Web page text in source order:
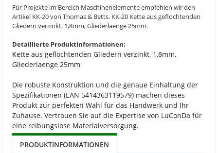
Für Projekte im Bereich Maschinenelemente empfehlen wir den
Artikel KK-20 von Thomas & Betts. KK-20 Kette aus geflochtenden
Gliedern verzinkt, 1,8mm, Gliederlaenge 25mm.
Detaillierte Produktinformationen:
Kette aus geflochtenden Gliedern verzinkt, 1,8mm,
Gliederlaenge 25mm
Die robuste Konstruktion und die genaue Einhaltung der
Spezifikationen (EAN 5414363119579) machen dieses
Produkt zur perfekten Wahl für das Handwerk und Ihr
Zuhause. Vertrauen Sie auf die Expertise von LuConDa für
eine reibungslose Materialversorgung.
PRODUKTINFORMATIONEN